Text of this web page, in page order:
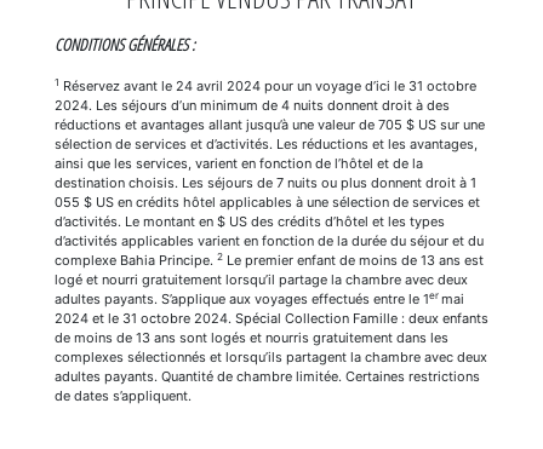
CONDITIONS GÉNÉRALES :
1 Réservez avant le 24 avril 2024 pour un voyage d’ici le 31 octobre
2024. Les séjours d’un minimum de 4 nuits donnent droit à des
réductions et avantages allant jusqu’à une valeur de 705 $ US sur une
sélection de services et d’activités. Les réductions et les avantages,
ainsi que les services, varient en fonction de l’hôtel et de la
destination choisis. Les séjours de 7 nuits ou plus donnent droit à 1
055 $ US en crédits hôtel applicables à une sélection de services et
d’activités. Le montant en $ US des crédits d’hôtel et les types
d’activités applicables varient en fonction de la durée du séjour et du
complexe Bahia Principe. 2Le premier enfant de moins de 13 ans est
logé et nourri gratuitement lorsqu’il partage la chambre avec deux
adultes payants. S’applique aux voyages effectués entre le 1er mai
2024 et le 31 octobre 2024. Spécial Collection Famille : deux enfants
de moins de 13 ans sont logés et nourris gratuitement dans les
complexes sélectionnés et lorsqu’ils partagent la chambre avec deux
adultes payants. Quantité de chambre limitée. Certaines restrictions
de dates s’appliquent.